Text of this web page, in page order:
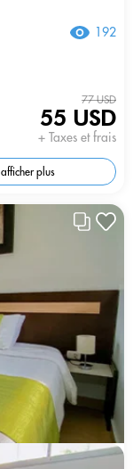
192
77 USD
55 USD
+ Taxes et frais
afficher plus